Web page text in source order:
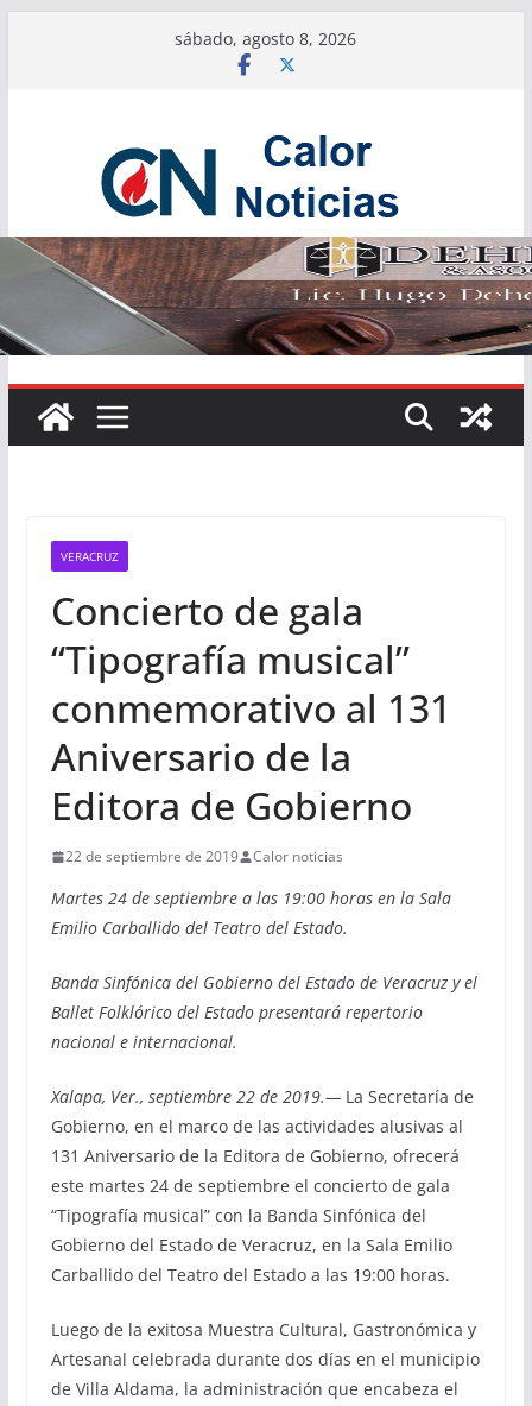
sábado, agosto 8, 2026
VERACRUZ
Concierto de gala
“Tipografía musical”
conmemorativo al 131
Aniversario de la
Editora de Gobierno
22 de septiembre de 2019 Calor noticias
Martes 24 de septiembre a las 19:00 horas en la Sala
Emilio Carballido del Teatro del Estado.
Banda Sinfónica del Gobierno del Estado de Veracruz y el
Ballet Folklórico del Estado presentará repertorio
nacional e internacional.
Xalapa, Ver., septiembre 22 de 2019.—La Secretaría de
Gobierno, en el marco de las actividades alusivas al
131 Aniversario de la Editora de Gobierno, ofrecerá
este martes 24 de septiembre el concierto de gala
“Tipografía musical” con la Banda Sinfónica del
Gobierno del Estado de Veracruz, en la Sala Emilio
Carballido del Teatro del Estado a las 19:00 horas.
Luego de la exitosa Muestra Cultural, Gastronómica y
Artesanal celebrada durante dos días en el municipio
de Villa Aldama, la administración que encabeza el